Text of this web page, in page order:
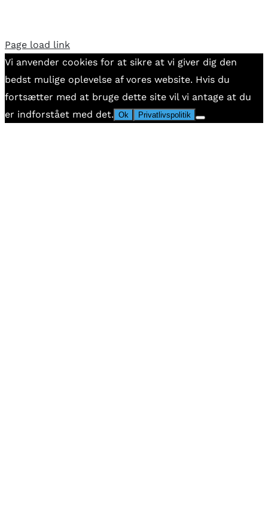
Page load link
Vi anvender cookies for at sikre at vi giver dig den
bedst mulige oplevelse af vores website. Hvis du
fortsætter med at bruge dette site vil vi antage at du
er indforstået med det. Ok Privatlivspolitik